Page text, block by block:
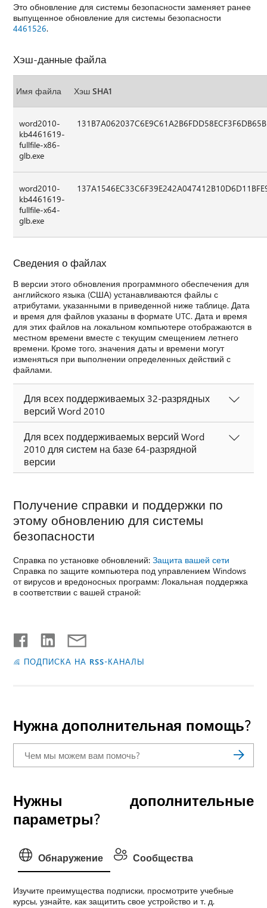
Это обновление для системы безопасности заменяет ранее
выпущенное обновление для системы безопасности
4461526.
Хэш-данные файла
Имя файла Хэш SHA1
word2010-
kb4461619-
fullfile-x86-
glb.exe
word2010-
kb4461619-
fullfile-x64-
glb.exe
Сведения о файлах
В версии этого обновления программного обеспечения для
английского языка (США) устанавливаются файлы с
атрибутами, указанными в приведенной ниже таблице. Дата
и время для файлов указаны в формате UTC. Дата и время
для этих файлов на локальном компьютере отображаются в
местном времени вместе с текущим смещением летнего
времени. Кроме того, значения даты и времени могут
изменяться при выполнении определенных действий с
файлами.
Для всех поддерживаемых 32-разрядных
версий Word 2010
Для всех поддерживаемых версий Word
2010 для систем на базе 64-разрядной
версии
Получение справки и поддержки по
этому обновлению для системы
безопасности
Справка по установке обновлений:Защита вашей сети
Справка по защите компьютера под управлением Windows
от вирусов и вредоносных программ: Локальная поддержка
в соответствии с вашей страной:
ПОДПИСКА НА RSS-КАНАЛЫ
Нужна дополнительная помощь?
Нужны дополнительные
параметры?
Обнаружение Сообщества
Изучите преимущества подписки, просмотрите учебные
курсы, узнайте, как защитить свое устройство и т. д.